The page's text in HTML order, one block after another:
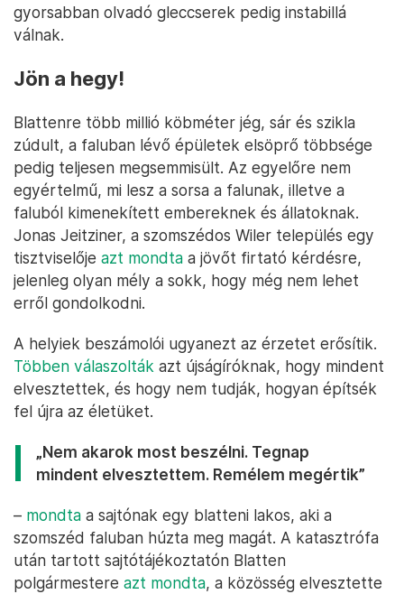
gyorsabban olvadó gleccserek pedig instabillá
válnak.
Jön a hegy!
Blattenre több millió köbméter jég, sár és szikla
zúdult, a faluban lévő épületek elsöprő többsége
pedig teljesen megsemmisült. Az egyelőre nem
egyértelmű, mi lesz a sorsa a falunak, illetve a
faluból kimenekített embereknek és állatoknak.
Jonas Jeitziner, a szomszédos Wiler település egy
tisztviselője azt mondta a jövőt firtató kérdésre,
jelenleg olyan mély a sokk, hogy még nem lehet
erről gondolkodni.
A helyiek beszámolói ugyanezt az érzetet erősítik.
Többen válaszolták azt újságíróknak, hogy mindent
elvesztettek, és hogy nem tudják, hogyan építsék
fel újra az életüket.
„Nem akarok most beszélni. Tegnap
mindent elvesztettem. Remélem megértik”
– mondta a sajtónak egy blatteni lakos, aki a
szomszéd faluban húzta meg magát. A katasztrófa
után tartott sajtótájékoztatón Blatten
polgármestere azt mondta, a közösség elvesztette